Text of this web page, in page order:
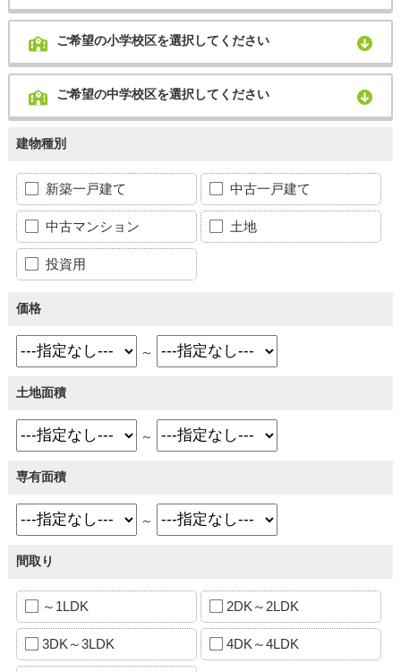
ご希望の小学校区を選択してください
ご希望の中学校区を選択してください
建物種別
新築一戸建て 中古一戸建て
中古マンション 土地
投資用
価格
～
土地面積
～
専有面積
～
間取り
～1LDK 2DK～2LDK
3DK～3LDK 4DK～4LDK